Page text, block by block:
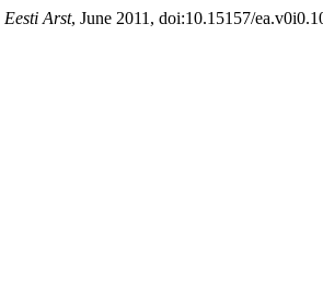
Eesti Arst, June 2011, doi:10.15157/